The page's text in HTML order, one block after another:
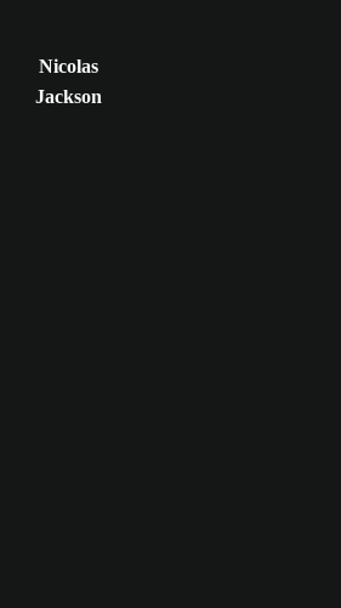
Nicolas
Jackson